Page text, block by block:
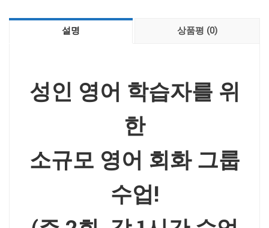
모
그
수
량
설명 상품평 (0)
성인 영어 학습자를 위
한
소규모 영어 회화 그룹
수업!